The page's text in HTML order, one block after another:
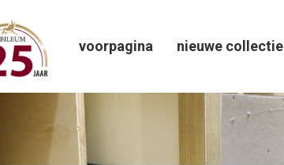
voorpagina nieuwe collectie